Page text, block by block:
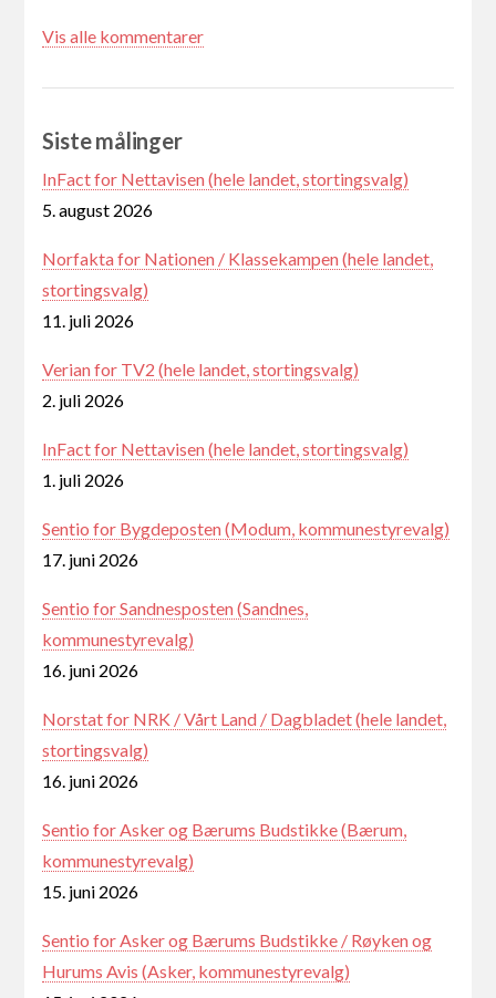
Vis alle kommentarer
Siste målinger
InFact for Nettavisen (hele landet, stortingsvalg)
5. august 2026
Norfakta for Nationen / Klassekampen (hele landet,
stortingsvalg)
11. juli 2026
Verian for TV2 (hele landet, stortingsvalg)
2. juli 2026
InFact for Nettavisen (hele landet, stortingsvalg)
1. juli 2026
Sentio for Bygdeposten (Modum, kommunestyrevalg)
17. juni 2026
Sentio for Sandnesposten (Sandnes,
kommunestyrevalg)
16. juni 2026
Norstat for NRK / Vårt Land / Dagbladet (hele landet,
stortingsvalg)
16. juni 2026
Sentio for Asker og Bærums Budstikke (Bærum,
kommunestyrevalg)
15. juni 2026
Sentio for Asker og Bærums Budstikke / Røyken og
Hurums Avis (Asker, kommunestyrevalg)